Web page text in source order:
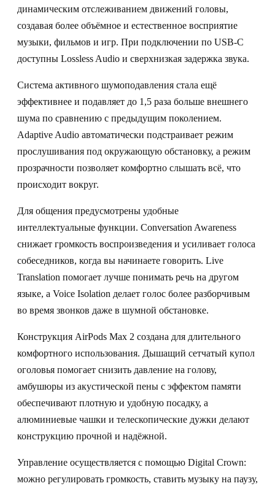
динамическим отслеживанием движений головы,
создавая более объёмное и естественное восприятие
музыки, фильмов и игр. При подключении по USB-C
доступны Lossless Audio и сверхнизкая задержка звука.
Система активного шумоподавления стала ещё
эффективнее и подавляет до 1,5 раза больше внешнего
шума по сравнению с предыдущим поколением.
Adaptive Audio автоматически подстраивает режим
прослушивания под окружающую обстановку, а режим
прозрачности позволяет комфортно слышать всё, что
происходит вокруг.
Для общения предусмотрены удобные
интеллектуальные функции. Conversation Awareness
снижает громкость воспроизведения и усиливает голоса
собеседников, когда вы начинаете говорить. Live
Translation помогает лучше понимать речь на другом
языке, а Voice Isolation делает голос более разборчивым
во время звонков даже в шумной обстановке.
Конструкция AirPods Max 2 создана для длительного
комфортного использования. Дышащий сетчатый купол
оголовья помогает снизить давление на голову,
амбушюры из акустической пены с эффектом памяти
обеспечивают плотную и удобную посадку, а
алюминиевые чашки и телескопические дужки делают
конструкцию прочной и надёжной.
Управление осуществляется с помощью Digital Crown:
можно регулировать громкость, ставить музыку на паузу,